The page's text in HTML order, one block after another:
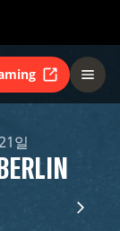
일